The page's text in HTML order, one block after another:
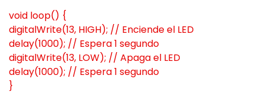
void loop() {
digitalWrite(13, HIGH); // Enciende el LED
delay(1000); // Espera 1 segundo
digitalWrite(13, LOW); // Apaga el LED
delay(1000); // Espera 1 segundo
}